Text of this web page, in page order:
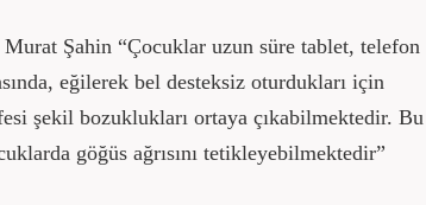
Şahin “Çocuklar uzun süre tablet, telefon
eğilerek bel desteksiz oturdukları için
şekil bozuklukları ortaya çıkabilmektedir. Bu
göğüs ağrısını tetikleyebilmektedir”